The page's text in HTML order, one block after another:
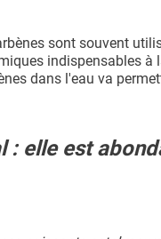
sont souvent
indispensables
dans l'eau va
: elle est